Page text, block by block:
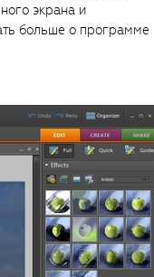
экрана и
больше о программе